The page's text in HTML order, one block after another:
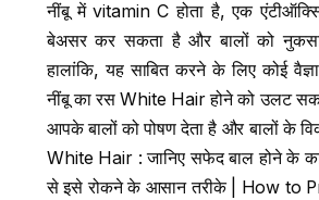
नींबू में vitamin C होता है, एक
बेअसर कर सकता है और बालों को
हालांकि, यह साबित करने के लिए कोई
नींबू का रस White Hair होने को उलट
आपके बालों को पोषण देता है और बालों के
White Hair : जानिए सफेद बाल होने के
से इसे रोकने के आसान तरीके | How to